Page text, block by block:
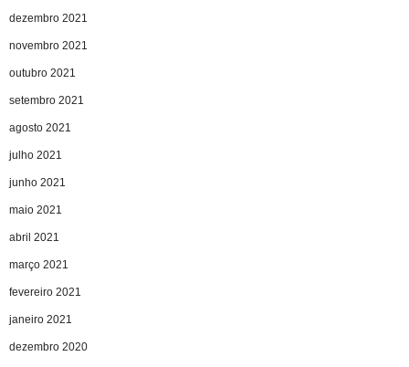
dezembro 2021
novembro 2021
outubro 2021
setembro 2021
agosto 2021
julho 2021
junho 2021
maio 2021
abril 2021
março 2021
fevereiro 2021
janeiro 2021
dezembro 2020